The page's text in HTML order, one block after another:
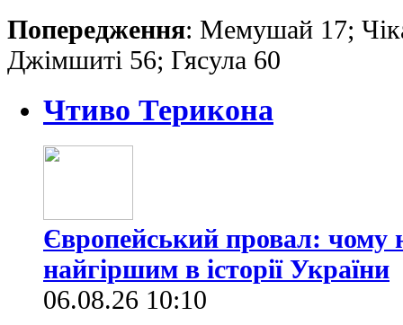
Попередження: Мемушай 17;
Джімшиті 56; Гясула 60
Чтиво Терикона
Європейський провал: чому
найгіршим в історії України
06.08.26 10:10